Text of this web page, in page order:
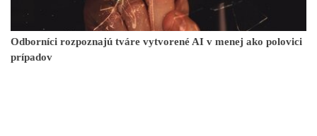
Odborníci rozpoznajú tváre vytvorené AI v menej ako polovici
prípadov